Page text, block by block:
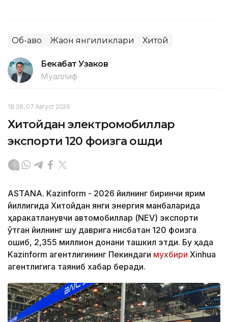
Об-ҳаво Жаҳон янгиликлари Хитой
Бекабат Узаков
Муаллиф
18:38, 07 Август 2026
Хитойдан электромобиллар
экспорти 120 фоизга ошди
ASTANA. Kazinform - 2026 йилнинг биринчи ярим
йиллигида Хитойдан янги энергия манбаларида
ҳаракатланувчи автомобиллар (NEV) экспорти
ўтган йилнинг шу даврига нисбатан 120 фоизга
ошиб, 2,355 миллион донани ташкил этди. Бу ҳақда
Kazinform агентлигининг Пекиндаги мухбири Xinhua
агентлигига таяниб хабар беради.